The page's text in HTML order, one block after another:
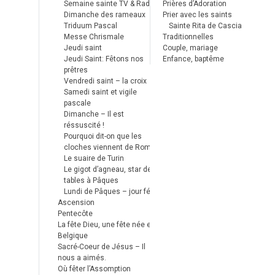
Semaine sainte TV & Radio
Dimanche des rameaux
Triduum Pascal
Messe Chrismale
Jeudi saint
Jeudi Saint: Fêtons nos
prêtres
Vendredi saint – la croix
Samedi saint et vigile
pascale
Dimanche – Il est
réssuscité !
Pourquoi dit-on que les
cloches viennent de Rome ?
Le suaire de Turin
Le gigot d’agneau, star des
tables à Pâques
Lundi de Pâques – jour férié
Ascension
Pentecôte
La fête Dieu, une fête née en
Belgique
Sacré-Coeur de Jésus – Il
nous a aimés.
Où fêter l’Assomption
Prières d’Adoration
Prier avec les saints
Sainte Rita de Cascia
Traditionnelles
Couple, mariage
Enfance, baptême